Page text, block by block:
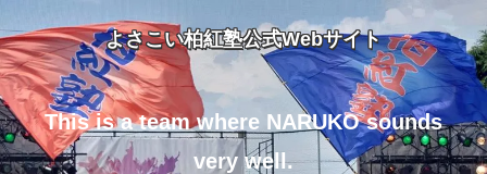
よさこい柏紅塾公式Webサイト
This is a team where NARUKO sounds
very well.